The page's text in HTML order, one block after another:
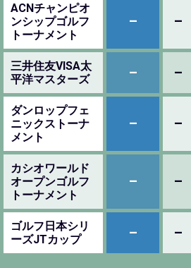
ACNチャンピオ
ンシップゴルフ
トーナメント
– –
三井住友VISA太
平洋マスターズ
– –
ダンロップフェ
ニックストーナ
メント
– –
カシオワールド
オープンゴルフ
トーナメント
– –
ゴルフ日本シリ
ーズJTカップ
– –